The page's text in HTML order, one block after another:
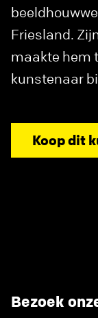
Friesland.
maakte hem
kunstenaar
Koop dit
Bezoek